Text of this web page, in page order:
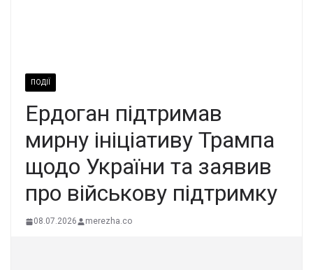
ПОДІЇ
Ердоган підтримав
мирну ініціативу Трампа
щодо України та заявив
про військову підтримку
08.07.2026 merezha.co